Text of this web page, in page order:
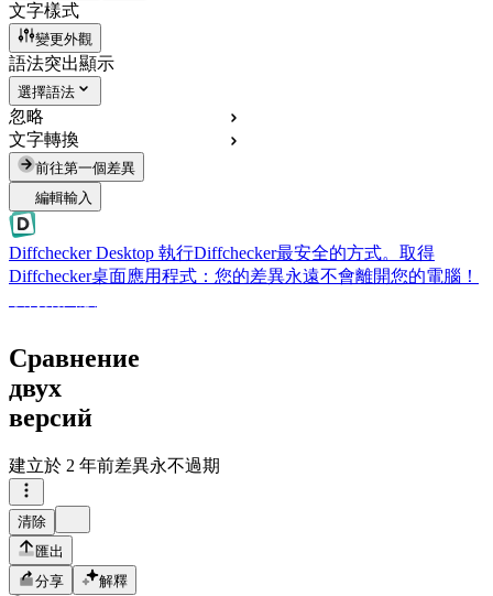
文字樣式
變更外觀
語法突出顯示
選擇語法
忽略
文字轉換
前往第一個差異
編輯輸入
Diffchecker Desktop 執行Diffchecker最安全的方式。取得
Diffchecker桌面應用程式：您的差異永遠不會離開您的電腦！
Сравнение
двух
версий
建立於 2 年前差異永不過期
清除
匯出
分享
解釋